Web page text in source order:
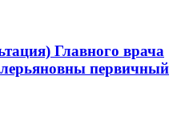
Главного врача
первичный